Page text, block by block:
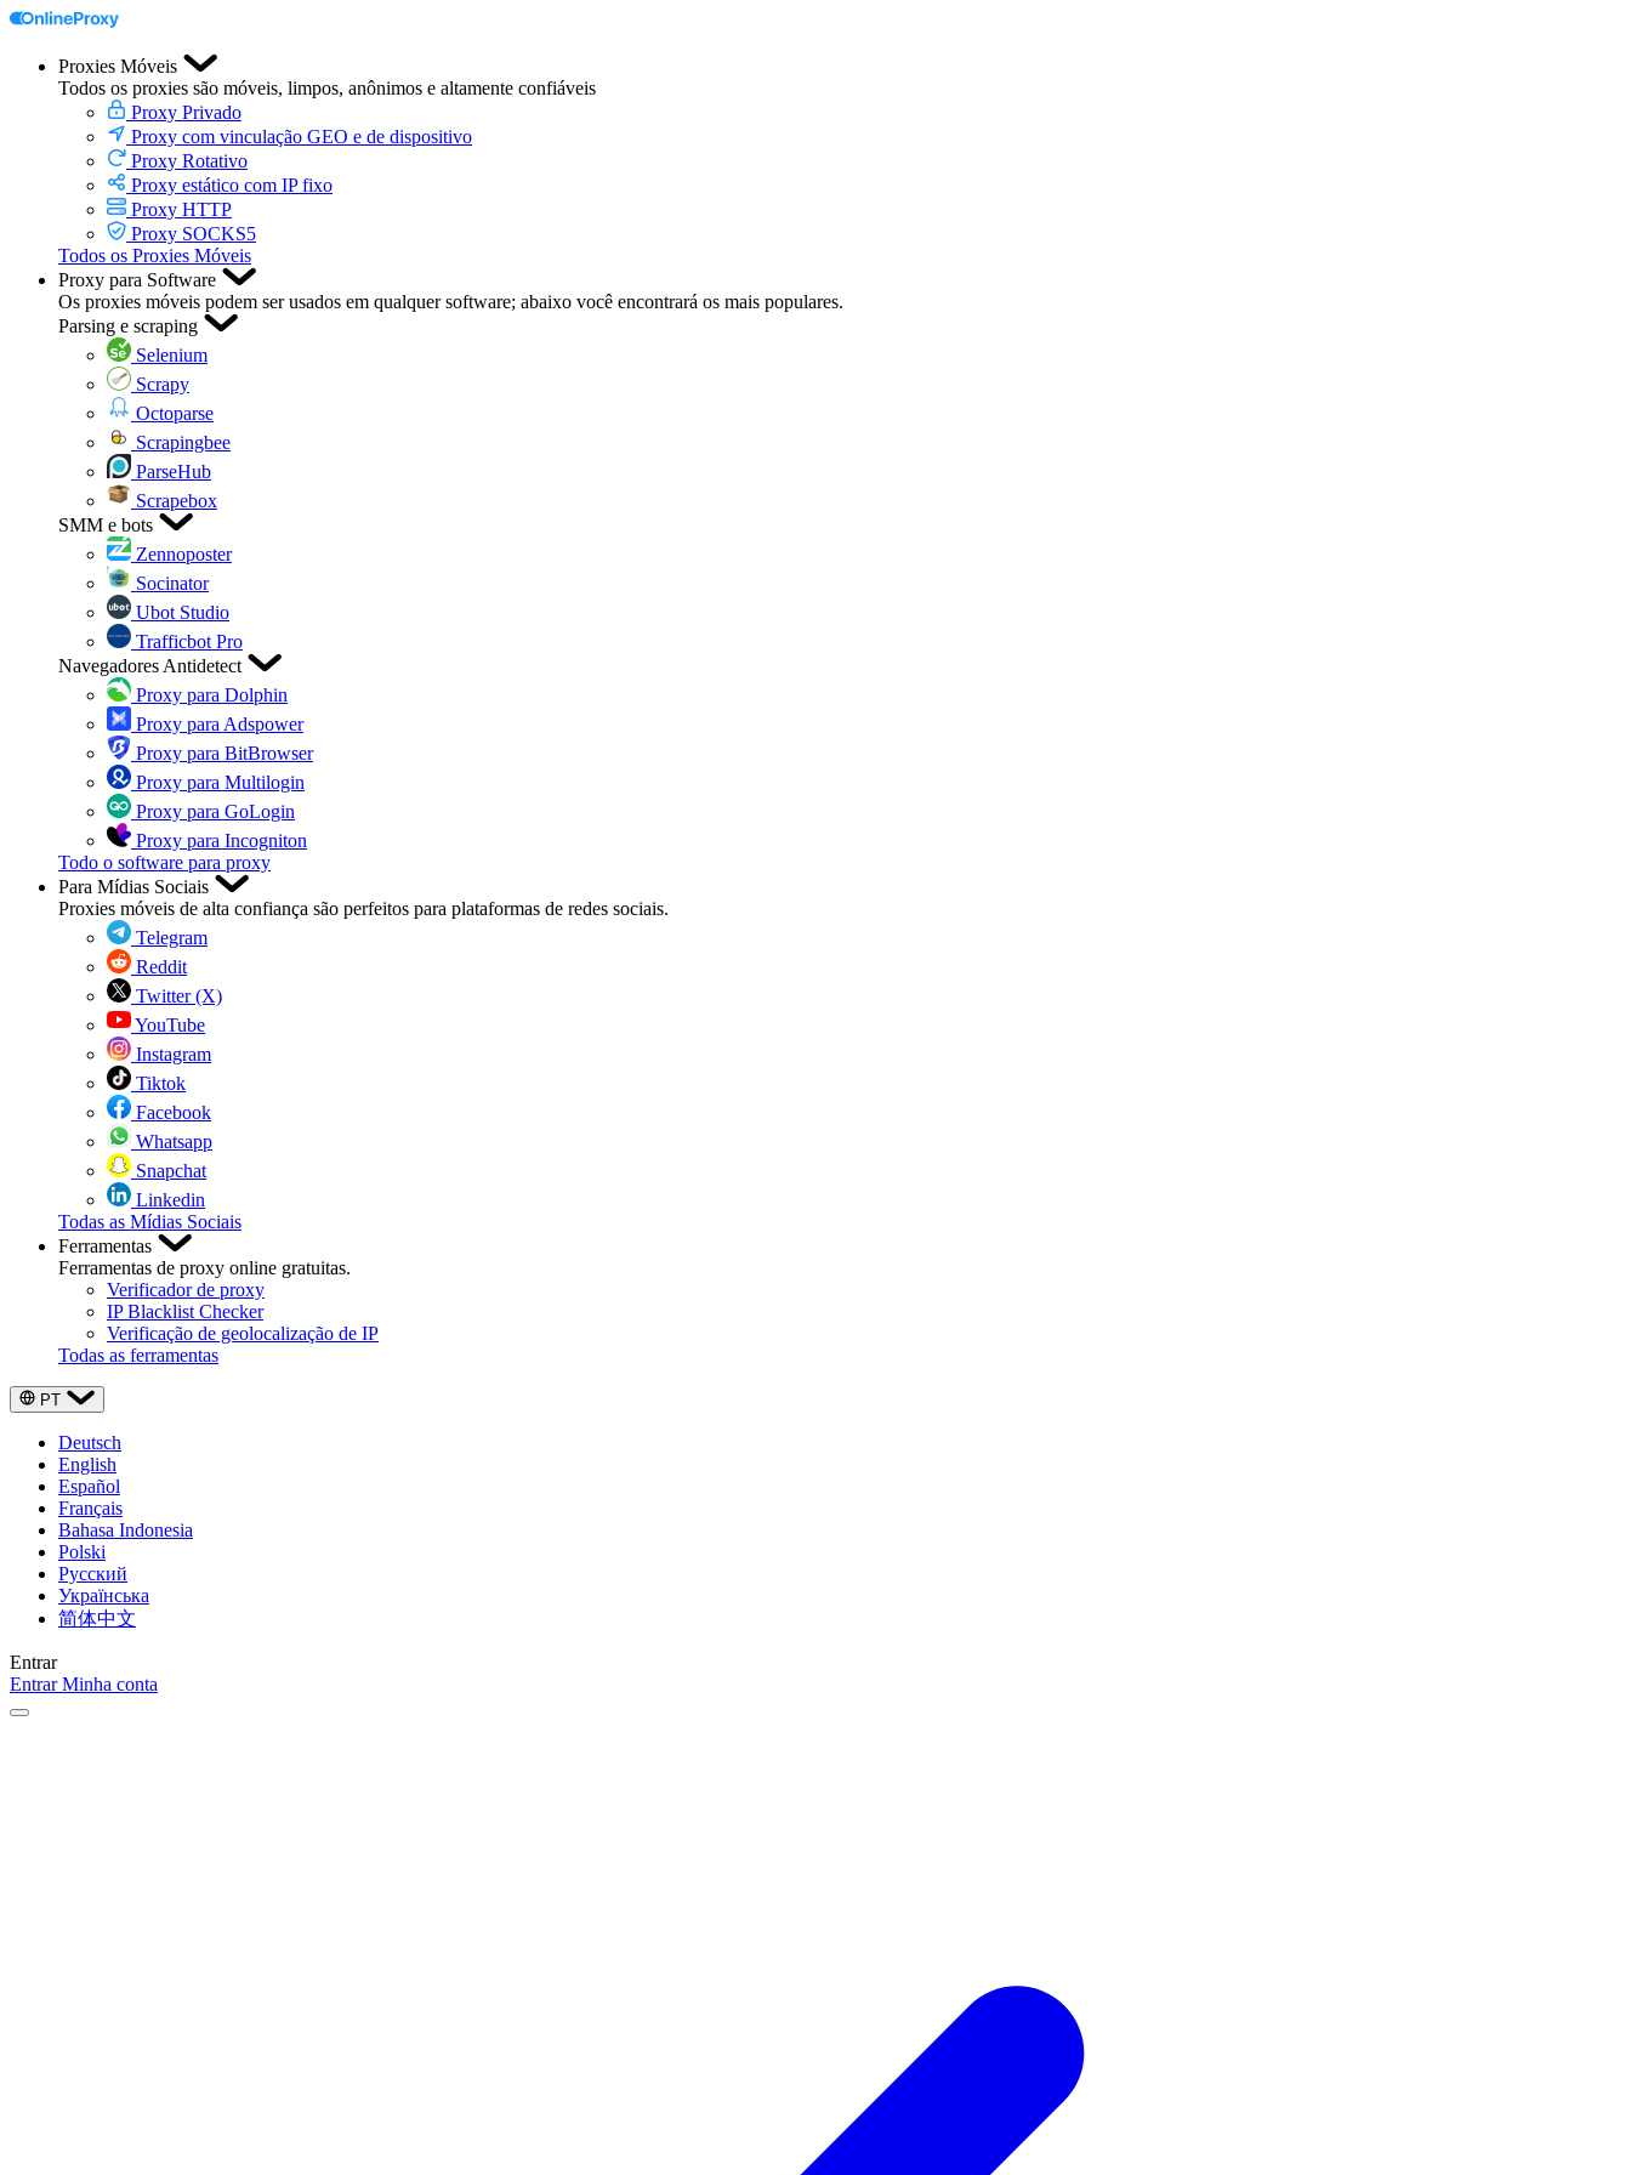
Proxies Móveis
Todos os proxies são móveis, limpos, anônimos e altamente confiáveis
Proxy Privado
Proxy com vinculação GEO e de dispositivo
Proxy Rotativo
Proxy estático com IP fixo
Proxy HTTP
Proxy SOCKS5
Todos os Proxies Móveis
Proxy para Software
Os proxies móveis podem ser usados em qualquer software; abaixo você encontrará os mais populares.
Parsing e scraping
Selenium
Scrapy
Octoparse
Scrapingbee
ParseHub
Scrapebox
SMM e bots
Zennoposter
Socinator
Ubot Studio
Trafficbot Pro
Navegadores Antidetect
Proxy para Dolphin
Proxy para Adspower
Proxy para BitBrowser
Proxy para Multilogin
Proxy para GoLogin
Proxy para Incogniton
Todo o software para proxy
Para Mídias Sociais
Proxies móveis de alta confiança são perfeitos para plataformas de redes sociais.
Telegram
Reddit
Twitter (X)
YouTube
Instagram
Tiktok
Facebook
Whatsapp
Snapchat
Linkedin
Todas as Mídias Sociais
Ferramentas
Ferramentas de proxy online gratuitas.
Verificador de proxy
IP Blacklist Checker
Verificação de geolocalização de IP
Todas as ferramentas
PT
Deutsch
English
Español
Français
Bahasa Indonesia
Polski
Русский
Українська
简体中文
Entrar
EntrarMinha conta